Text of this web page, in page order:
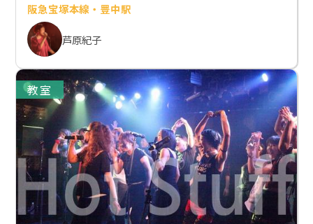
阪急宝塚本線・豊中駅
芦原紀子
教室